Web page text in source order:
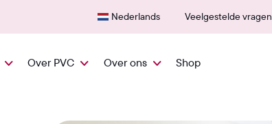
600+ erkende verkooppunten
Nederlands Veelgestelde vragen
Over PVC Over ons Shop